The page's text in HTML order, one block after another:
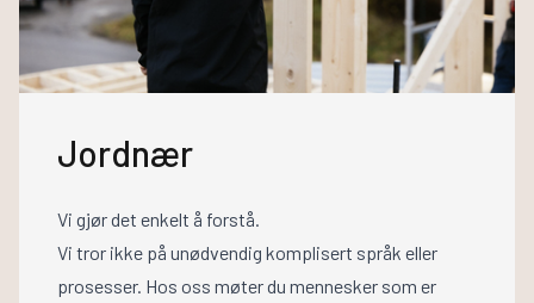
Jordnær
Vi gjør det enkelt å forstå.
Vi tror ikke på unødvendig komplisert språk eller
prosesser. Hos oss møter du mennesker som er